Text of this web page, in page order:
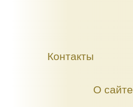
Контакты
О сайте